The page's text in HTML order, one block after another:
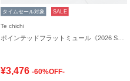
タイムセール対象 SALE
Te chichi
¥3,476 -60%OFF-